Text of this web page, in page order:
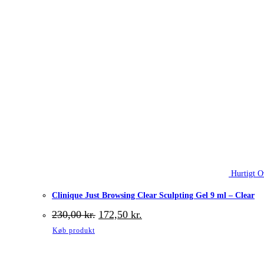
Hurtigt
Clinique Just Browsing Clear Sculpting Gel 9 ml – Clear
230,00kr. Den
oprindelige
172,50 kr.
Køb produkt